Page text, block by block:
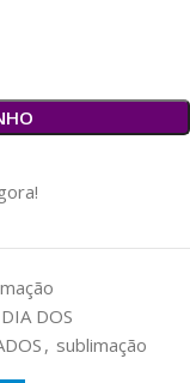
DIA DOS
, sublimação